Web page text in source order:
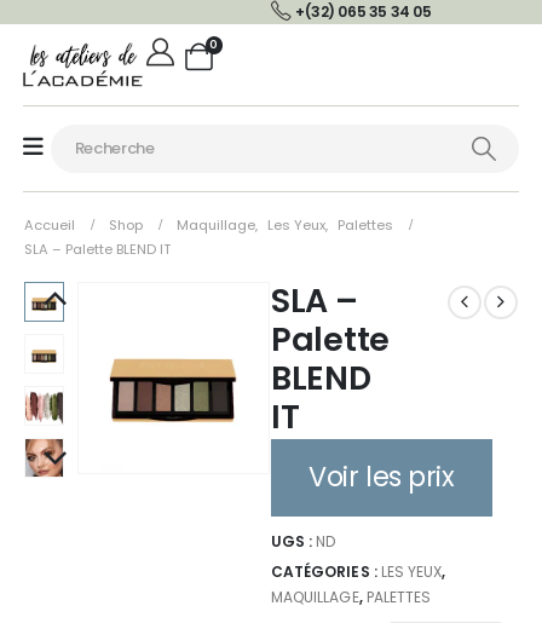
+(32) 065 35 34 05
0
Accueil Shop Maquillage, Les Yeux, Palettes
SLA – Palette BLEND IT
SLA –
Palette
BLEND
IT
Voir les prix
UGS : ND
CATÉGORIES : LES YEUX,
MAQUILLAGE, PALETTES